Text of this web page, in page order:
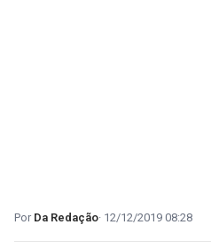
Da Redação 12/12/2019 08:28